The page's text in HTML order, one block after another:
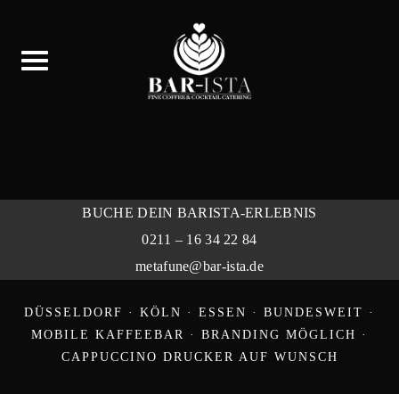
content
Ein unvergessliches
Erlebnis mit BAR-ISTA.
BUCHE DEIN BARISTA-ERLEBNIS
0211 – 16 34 22 84
metafune@bar-ista.de
DÜSSELDORF · KÖLN · ESSEN · BUNDESWEIT ·
MOBILE KAFFEEBAR · BRANDING MÖGLICH ·
CAPPUCCINO DRUCKER AUF WUNSCH